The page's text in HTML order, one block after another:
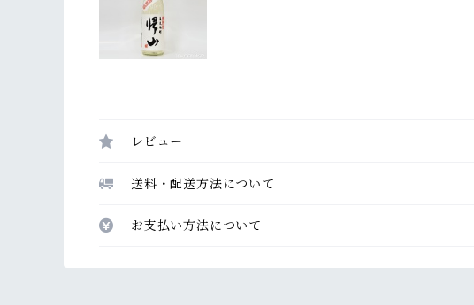
レビュー
送料・配送方法について
お支払い方法について